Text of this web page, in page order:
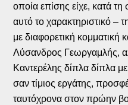
οποία επίσης είχε, κατά
αυτό το χαρακτηριστικό
με διαφορετική κομματική
Λύσανδρος Γεωργαμλής,
Καντερέλης δίπλα δίπλα
σαν τίμιος εργάτης,
ταυτόχρονα στον πρώην